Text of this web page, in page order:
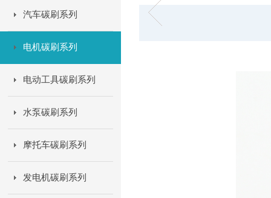
汽车碳刷系列
电机碳刷系列
电动工具碳刷系列
水泵碳刷系列
摩托车碳刷系列
发电机碳刷系列